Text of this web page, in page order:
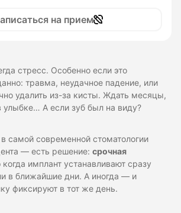
на прием
стресс. Особенно если это
травма, неудачное падение, или
удалить из-за кисты. Ждать месяцы,
улыбке… А если зуб был на виду?
самой современной стоматологии
— есть решение: срочная
когда имплант устанавливают сразу
в ближайшие дни. А иногда — и
фиксируют в тот же день.